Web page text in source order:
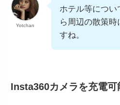
Yotchan
ホテル等につい
ら周辺の散策
すね。
Insta360カメラを充電可